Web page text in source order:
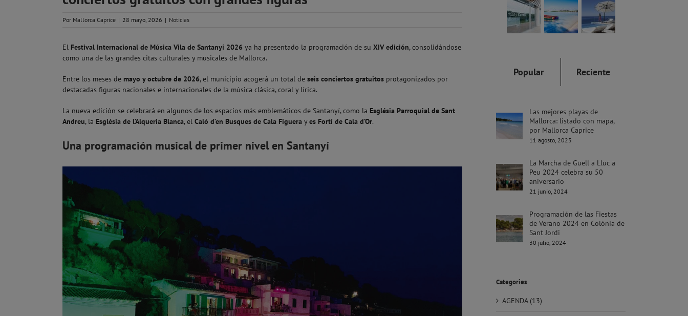
Por Mallorca Caprice | 28 mayo, 2026 | Noticias
El Festival Internacional de Música Vila de Santanyí 2026 ya ha presentado la programación de su XIV edición, consolidándose
como una de las grandes citas culturales y musicales de Mallorca.
Entre los meses de mayo y octubre de 2026, el municipio acogerá un total de seis conciertos gratuitos protagonizados por
destacadas figuras nacionales e internacionales de la música clásica, coral y lírica.
La nueva edición se celebrará en algunos de los espacios más emblemáticos de Santanyí, como la Església Parroquial de Sant
Andreu, la Església de l’Alqueria Blanca, el Caló d’en Busques de Cala Figuera yes Fortí de Cala d’Or.
Una programación musical de primer nivel en Santanyí
Popular Reciente
Las mejores playas de
Mallorca: listado con mapa,
por Mallorca Caprice
11 agosto, 2023
La Marcha de Güell a Lluc a
Peu 2024 celebra su 50
aniversario
21 junio, 2024
Programación de las Fiestas
de Verano 2024 en Colònia de
Sant Jordi
30 julio, 2024
Categories
AGENDA (13)